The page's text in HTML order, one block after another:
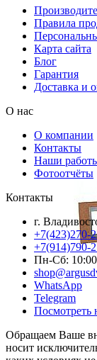
Правила
Карта сайта
Блог
Гарантия
Доставка и
О нас
О компании
Контакты
Наши
Фотоотчёты
Контакты
г.
+7(423)270-
+7(914)790-
Пн-Сб:
WhatsApp
Telegram
Посмотреть
Обращаем Ваше
носит